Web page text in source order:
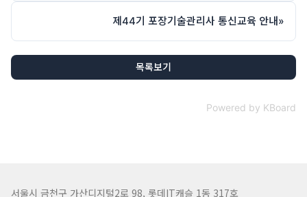
제44기 포장기술관리사 통신교육 안내»
목록보기
Powered by KBoard
서울시 금천구 가산디지털2로 98, 롯데IT캐슬 1동 317호